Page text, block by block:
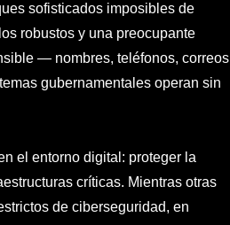
sofisticados imposibles de
robustos y una preocupante
— nombres, teléfonos, correos
gubernamentales operan sin
el entorno digital: proteger la
críticas. Mientras otras
de ciberseguridad, en